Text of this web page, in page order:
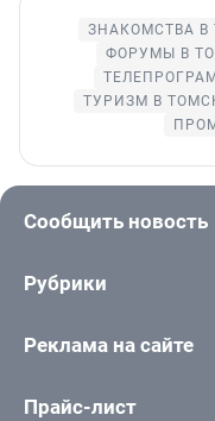
ЗНАКОМСТВА В
ФОРУМЫ В
ТУРИЗМ В
Сообщить новость
Рубрики
Реклама на сайте
Прайс-лист